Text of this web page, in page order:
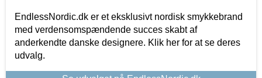
EndlessNordic.dk er et eksklusivt nordisk smykkebrand
med verdensomspændende succes skabt af
anderkendte danske designere. Klik her for at se deres
udvalg.